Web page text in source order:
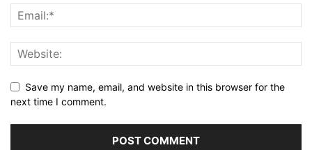
Save my name, email, and website in this browser for the
next time I comment.